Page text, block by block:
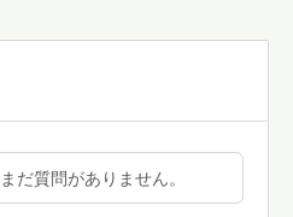
だ質問がありません。